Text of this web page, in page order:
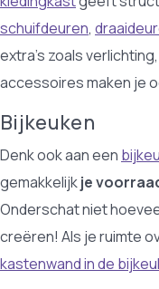
schuifdeuren,
extra’s zoals
accessoires maken je
Bijkeuken
Denk ook aan een
gemakkelijkje
Onderschat niet
creëren! Als je ruimte
kastenwand in de